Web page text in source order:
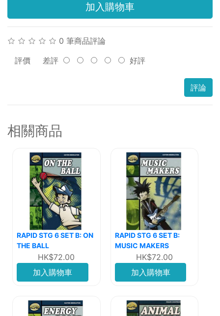
加入購物車
0 筆商品評論
評價 差評 好評
評論
相關商品
RAPID STG 6 SET B: ON
THE BALL
HK$72.00
加入購物車
RAPID STG 6 SET B:
MUSIC MAKERS
HK$72.00
加入購物車